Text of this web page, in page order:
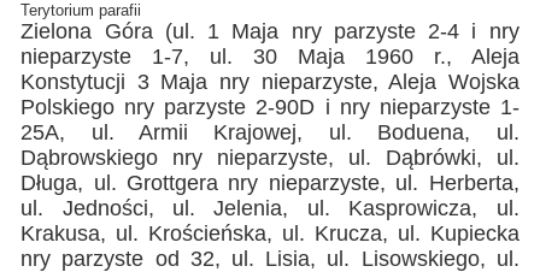
Terytorium parafii
Zielona Góra (ul. 1 Maja nry parzyste 2-4 i nry
nieparzyste 1-7, ul. 30 Maja 1960 r., Aleja
Konstytucji 3 Maja nry nieparzyste, Aleja Wojska
Polskiego nry parzyste 2-90D i nry nieparzyste 1-
25A, ul. Armii Krajowej, ul. Boduena, ul.
Dąbrowskiego nry nieparzyste, ul. Dąbrówki, ul.
Długa, ul. Grottgera nry nieparzyste, ul. Herberta,
ul. Jedności, ul. Jelenia, ul. Kasprowicza, ul.
Krakusa, ul. Krościeńska, ul. Krucza, ul. Kupiecka
nry parzyste od 32, ul. Lisia, ul. Lisowskiego, ul.